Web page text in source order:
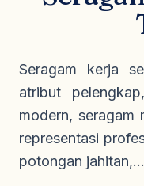
Olahraga
Seragam kerja
atribut
modern, seragam
representasi
potongan jahitan,...